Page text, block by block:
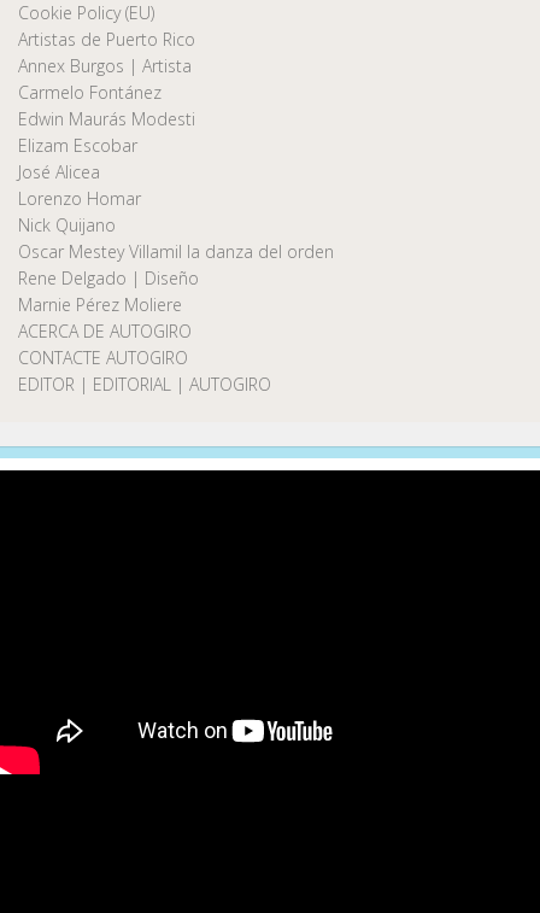
Cookie Policy (EU)
Artistas de Puerto Rico
Annex Burgos | Artista
Carmelo Fontánez
Edwin Maurás Modesti
Elizam Escobar
José Alicea
Lorenzo Homar
Nick Quijano
Oscar Mestey Villamil la danza del orden
Rene Delgado | Diseño
Marnie Pérez Moliere
ACERCA DE AUTOGIRO
CONTACTE AUTOGIRO
EDITOR | EDITORIAL | AUTOGIRO